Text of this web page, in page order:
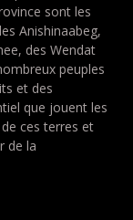
sont les
Anishinaabeg,
des Wendat
peuples
et des
que jouent les
ces terres et
de la